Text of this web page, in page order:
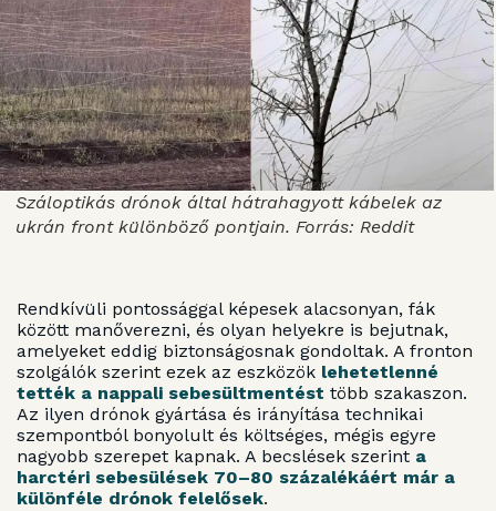
Száloptikás drónok által hátrahagyott kábelek az
ukrán front különböző pontjain. Forrás: Reddit
Rendkívüli pontossággal képesek alacsonyan, fák
között manőverezni, és olyan helyekre is bejutnak,
amelyeket eddig biztonságosnak gondoltak. A fronton
szolgálók szerint ezek az eszközök lehetetlenné
tették a nappali sebesültmentést több szakaszon.
Az ilyen drónok gyártása és irányítása technikai
szempontból bonyolult és költséges, mégis egyre
nagyobb szerepet kapnak. A becslések szerint a
harctéri sebesülések 70–80 százalékáért már a
különféle drónok felelősek.